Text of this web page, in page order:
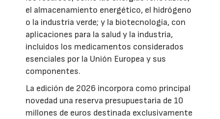
el almacenamiento energético, el hidrógeno
o la industria verde; y la biotecnología, con
aplicaciones para la salud y la industria,
incluidos los medicamentos considerados
esenciales por la Unión Europea y sus
componentes.
La edición de 2026 incorpora como principal
novedad una reserva presupuestaria de 10
millones de euros destinada exclusivamente